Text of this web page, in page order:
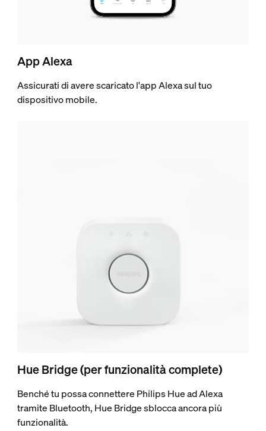
App Alexa
Assicurati di avere scaricato l'app Alexa sul tuo
dispositivo mobile.
Hue Bridge (per funzionalità complete)
Benché tu possa connettere Philips Hue ad Alexa
tramite Bluetooth, Hue Bridge sblocca ancora più
funzionalità.